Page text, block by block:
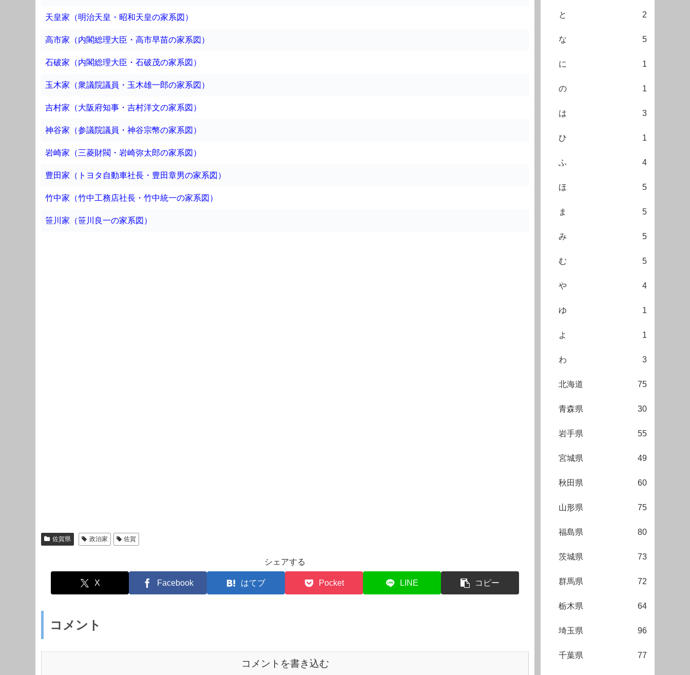
天皇家（明治天皇・昭和天皇の家系図）
高市家（内閣総理大臣・高市早苗の家系図）
石破家（内閣総理大臣・石破茂の家系図）
玉木家（衆議院議員・玉木雄一郎の家系図）
吉村家（大阪府知事・吉村洋文の家系図）
神谷家（参議院議員・神谷宗幣の家系図）
岩崎家（三菱財閥・岩崎弥太郎の家系図）
豊田家（トヨタ自動車社長・豊田章男の家系図）
竹中家（竹中工務店社長・竹中統一の家系図）
笹川家（笹川良一の家系図）
佐賀県 政治家 佐賀
シェアする
X Facebook はてブ Pocket LINE コピー
コメント
コメントを書き込む
と 2
な 5
に 1
の 1
は 3
ひ 1
ふ 4
ほ 5
ま 5
み 5
む 5
や 4
ゆ 1
よ 1
わ 3
北海道 75
青森県 30
岩手県 55
宮城県 49
秋田県 60
山形県 75
福島県 80
茨城県 73
群馬県 72
栃木県 64
埼玉県 96
千葉県 77